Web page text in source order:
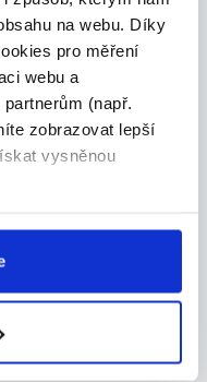
na webu. Díky
pro měření
webu a
(např.
zobrazovat lepší
vysněnou
pro
který posílí náš